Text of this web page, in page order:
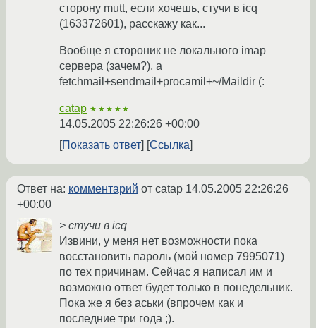
сторону mutt, если хочешь, стучи в icq
(163372601), расскажу как...
Вообще я стороник не локального imap
сервера (зачем?), а
fetchmail+sendmail+procamil+~/Maildir (:
catap ★★★★★
14.05.2005 22:26:26 +00:00
Показать ответ
Ссылка
Ответ на: комментарий от catap 14.05.2005 22:26:26
+00:00
> стучи в icq
Извини, у меня нет возможности пока
восстановить пароль (мой номер 7995071)
по тех причинам. Сейчас я написал им и
возможно ответ будет только в понедельник.
Пока же я без аськи (впрочем как и
последние три года ;).